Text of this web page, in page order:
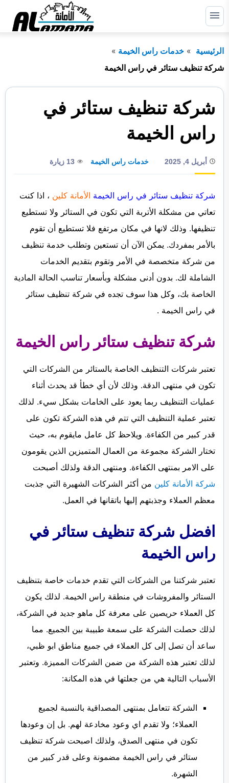
التجاوز
إلى القائمة
عن:
ابحث
دبي
الشارقة
عجمان
أم القيوين
أبوظبي
الفجيرة
الرئيسية
خدمات راس الخيمة
شركة تنظيف ستائر في راس الخيمة
شركة تنظيف ستائر في
راس الخيمة
أبريل 4, 2025 خدمات راس الخيمة 13 زيارة
شركة تنظيف ستائر في راس الخيمة الأمانة كلين ، اذا كنت
تعاتي من مشكلة الأتربة التي تكون في الستائر ولا تستطيع
تنظيفها. وذلك لانها في مكان مرتفع فلا تستطيع أن تقوم
بالأمر بمفردك. يمكن الآن أن تستعين وتطلب خدمة تنظيف
من شركة متخصصة في الأمر وتقوم بتقديم الخدمات
الشاملة لك. بدون أدنى مشكلة وبأسعار تناسب الحالة المادية
الخاصة بك، وكل هذا سوف تجده في شركة تنظيف ستائر
في راس الخيمة .
شركة تنظيف ستائر راس الخيمة
تعتبر شركات التنظيف الخاصة بالستائر من الشركات التي
تكون في منتهى الدقة. وذلك لأن أي خطأ قد يحدث أثناء
عمليات التنظيف ربما يعود على الخامات بشكل سيء. لذلك
تعتبر عملية التنظيف التي تتم في هذه الشركة تكون على
قدر كبير من الكفاءة. ويلاحظ كل عامل مايقوم به، حيث
تختار الشركة مجموعة من العمال المتميزين الذين يقومون
على الامر بمنتهى الكفاءة. ومنتهى الدقة ولذلك أصبحت
شركة الأمانة كلين من أكثر الشركات الشهيرة التي جذبت
معظم العملاء وجذبتهم إليها باتقانها في العمل.
افضل شركة تنظيف ستائر في
راس الخيمة
تعتبر شركتنا من الشركات التي تقدم خدمات خاصة بتنظيف
الستائر والمفروشات في منطقة راس الخيمة. لذلك يكون
كل العملاء حريصين على معرفة كل ماهو جديد في الشركة،
لذلك حصلت الشركة على سمعة طبيبة بين الجميع. مما
ساعد أن تصل إلى كل العملاء في جميع مناطق ابو ظبي،
لذلك تعتبر هذه الشركة من ضمن الشركات المميزة. وتعتبر
الأسباب التالية هي من جعلتها في هذه المكانة:
الشركة تتعامل بمنتهى المصداقية بالنسبة لجميع
العملاء؛ ولا تقدم اي وعود مخادعة لهم. بل إن وعودها
تكون في منتهى الصدق، ولذلك اصبحت شركة تنظيف
ستائر في راس الخيمة مضمونة وعلى قدر كبير من
الشهرة.